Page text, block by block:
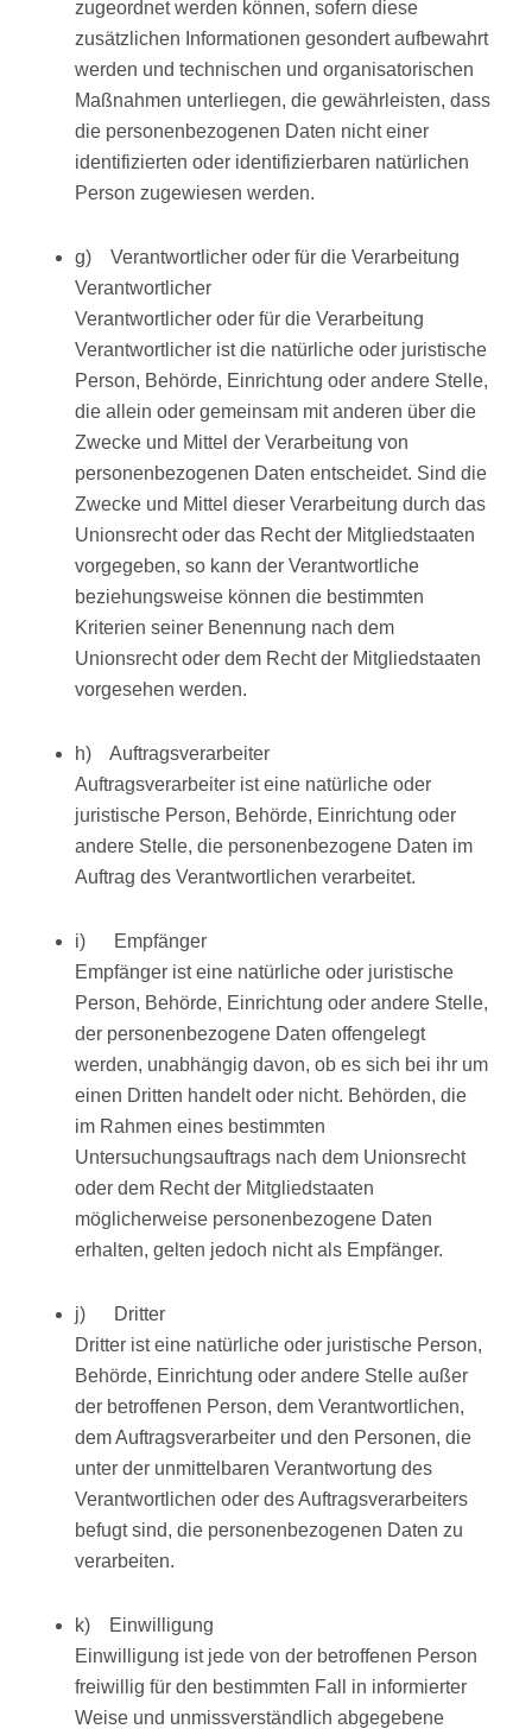
zugeordnet werden können, sofern diese
zusätzlichen Informationen gesondert aufbewahrt
werden und technischen und organisatorischen
Maßnahmen unterliegen, die gewährleisten, dass
die personenbezogenen Daten nicht einer
identifizierten oder identifizierbaren natürlichen
Person zugewiesen werden.
g) Verantwortlicher oder für die Verarbeitung
Verantwortlicher
Verantwortlicher oder für die Verarbeitung
Verantwortlicher ist die natürliche oder juristische
Person, Behörde, Einrichtung oder andere Stelle,
die allein oder gemeinsam mit anderen über die
Zwecke und Mittel der Verarbeitung von
personenbezogenen Daten entscheidet. Sind die
Zwecke und Mittel dieser Verarbeitung durch das
Unionsrecht oder das Recht der Mitgliedstaaten
vorgegeben, so kann der Verantwortliche
beziehungsweise können die bestimmten
Kriterien seiner Benennung nach dem
Unionsrecht oder dem Recht der Mitgliedstaaten
vorgesehen werden.
h) Auftragsverarbeiter
Auftragsverarbeiter ist eine natürliche oder
juristische Person, Behörde, Einrichtung oder
andere Stelle, die personenbezogene Daten im
Auftrag des Verantwortlichen verarbeitet.
i) Empfänger
Empfänger ist eine natürliche oder juristische
Person, Behörde, Einrichtung oder andere Stelle,
der personenbezogene Daten offengelegt
werden, unabhängig davon, ob es sich bei ihr um
einen Dritten handelt oder nicht. Behörden, die
im Rahmen eines bestimmten
Untersuchungsauftrags nach dem Unionsrecht
oder dem Recht der Mitgliedstaaten
möglicherweise personenbezogene Daten
erhalten, gelten jedoch nicht als Empfänger.
j) Dritter
Dritter ist eine natürliche oder juristische Person,
Behörde, Einrichtung oder andere Stelle außer
der betroffenen Person, dem Verantwortlichen,
dem Auftragsverarbeiter und den Personen, die
unter der unmittelbaren Verantwortung des
Verantwortlichen oder des Auftragsverarbeiters
befugt sind, die personenbezogenen Daten zu
verarbeiten.
k) Einwilligung
Einwilligung ist jede von der betroffenen Person
freiwillig für den bestimmten Fall in informierter
Weise und unmissverständlich abgegebene